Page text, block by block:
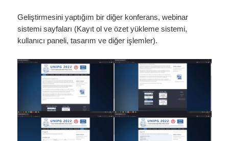
Geliştirmesini yaptığım bir diğer konferans, webinar
sistemi sayfaları (Kayıt ol ve özet yükleme sistemi,
kullanıcı paneli, tasarım ve diğer işlemler).